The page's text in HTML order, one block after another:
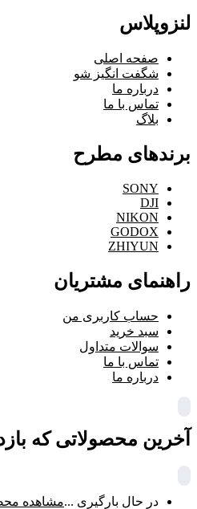
لنزوپلاس
صفحه اصلی
شگفت انگیز شو
درباره ما
تماس با ما
بلاگ
برندهای مطرح
SONY
DJI
NIKON
GODOX
ZHIYUN
راهنمای مشتریان
حساب کاربری من
سبد خرید
سوالات متداول
تماس با ما
درباره ما
آخرین محصولاتی که
در حال بارگیری ...مشاهده